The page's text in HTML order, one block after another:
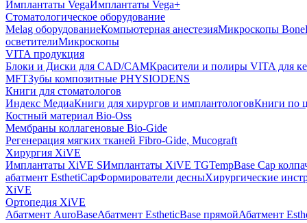
Имплантаты VegaИмплантаты Vega+
Стоматологическое оборудование
Melag оборудованиеКомпьютерная анестезияМикроскопы
осветителиМикроскопы
VITA продукция
Блоки и Диски для CAD/CAMКрасители и полиры VITA для
MFTЗубы композитные PHYSIODENS
Книги для стоматологов
Индекс МедиаКниги для хирургов и имплантологовКниги по
Костный материал Bio-Oss
Мембраны коллагеновые Bio-Gide
Регенерация мягких тканей Fibro-Gide, Mucograft
Хирургия XiVE
Имплантаты XiVE SИмплантаты XiVE TGTempBase Cap
абатмент EsthetiCapФормирователи десныХирургические
XiVE
Ортопедия XiVE
Абатмент AuroBaseАбатмент EstheticBase прямойАбатмент